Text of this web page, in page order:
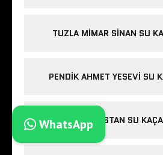
TUZLA MIMAR SINAN SU
PENDIK AHMET YESEVI SU
CADDEBOSTAN SU
WhatsApp